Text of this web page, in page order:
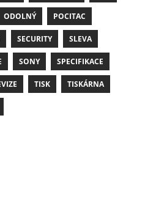
ODOLNÝ POCITAC
SECURITY SLEVA
SONY SPECIFIKACE
TISK TISKÁRNA